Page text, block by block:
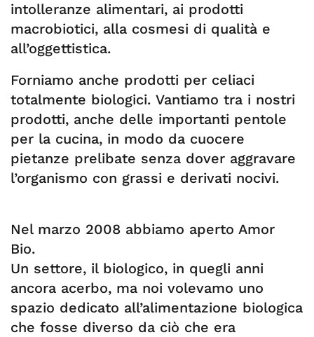
intolleranze alimentari, ai prodotti
macrobiotici, alla cosmesi di qualità e
all’oggettistica.
Forniamo anche prodotti per celiaci
totalmente biologici. Vantiamo tra i nostri
prodotti, anche delle importanti pentole
per la cucina, in modo da cuocere
pietanze prelibate senza dover aggravare
l’organismo con grassi e derivati nocivi.
Nel marzo 2008 abbiamo aperto Amor
Bio.
Un settore, il biologico, in quegli anni
ancora acerbo, ma noi volevamo uno
spazio dedicato all’alimentazione biologica
che fosse diverso da ciò che era